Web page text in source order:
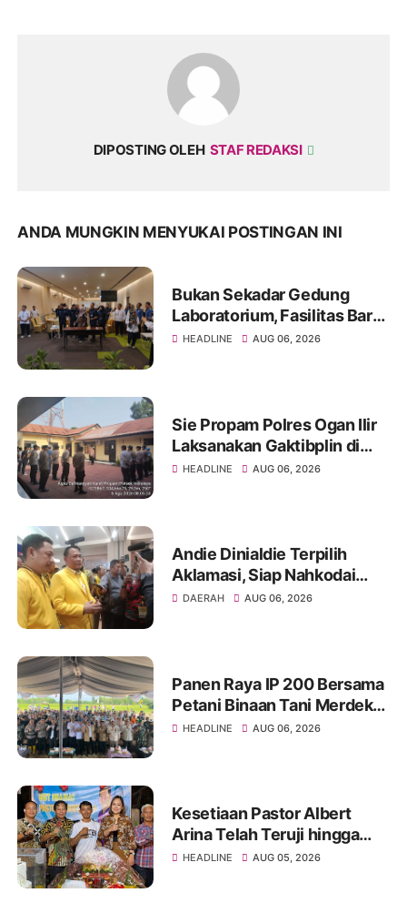
DIPOSTING OLEH STAF REDAKSI
ANDA MUNGKIN MENYUKAI POSTINGAN INI
Bukan Sekadar Gedung
Laboratorium, Fasilitas Baru
di Jakabaring Akan Perkuat
HEADLINE AUG 06, 2026
Sie Propam Polres Ogan Ilir
Laksanakan Gaktibplin di
Polsek Indralaya, Tingkatkan
HEADLINE AUG 06, 2026
Andie Dinialdie Terpilih
Aklamasi, Siap Nahkodai
Golkar Sumsel dengan
DAERAH AUG 06, 2026
Panen Raya IP 200 Bersama
Petani Binaan Tani Merdeka
Indonesia Ogan Ilir
HEADLINE AUG 06, 2026
Kesetiaan Pastor Albert
Arina Telah Teruji hingga
Pesta Perak Imamat ke 28
HEADLINE AUG 05, 2026